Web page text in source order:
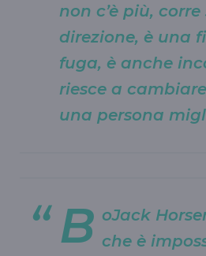
non c’è più,
direzione, è una
fuga, è anche
riesce a
una persona
B oJack
che è